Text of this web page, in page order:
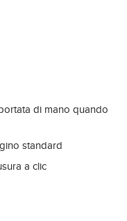
di mano quando
standard
a clic